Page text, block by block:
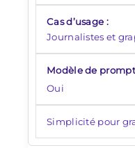
Journalistes et
Oui
Simplicité pour